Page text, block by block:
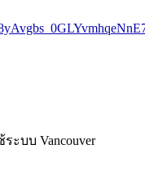
ะบบ Vancouver